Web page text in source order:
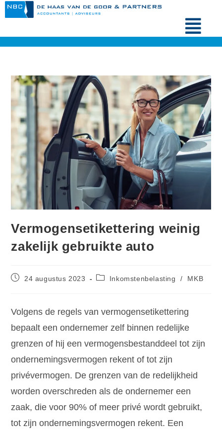
Vermogensetikettering weinig
zakelijk gebruikte auto
24 augustus 2023 Inkomstenbelasting / MKB
Volgens de regels van vermogensetikettering
bepaalt een ondernemer zelf binnen redelijke
grenzen of hij een vermogensbestanddeel tot zijn
ondernemingsvermogen rekent of tot zijn
privévermogen. De grenzen van de redelijkheid
worden overschreden als de ondernemer een
zaak, die voor 90% of meer privé wordt gebruikt,
tot zijn ondernemingsvermogen rekent. Een